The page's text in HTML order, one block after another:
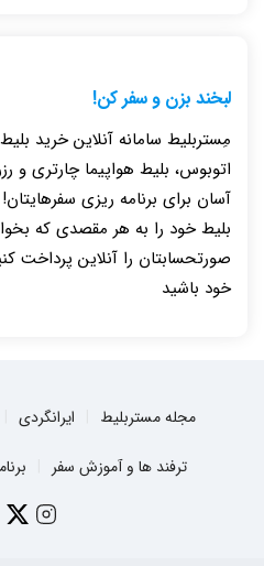
لبخند بزن و سفر کن!
مِستربلیط سامانه آنلاین خرید
اتوبوس، بلیط هواپیما چارتری
آسان برای برنامه ریزی
بلیط خود را به هر مقصدی که
صورتحسابتان را آنلاین پرداخت
خود باشید
مجله مستربلیط ایرانگردی
ترفند ها و آموزش سفر